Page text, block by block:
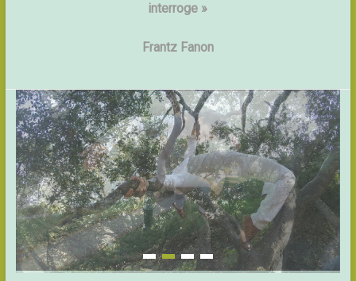
interroge »
Frantz Fanon